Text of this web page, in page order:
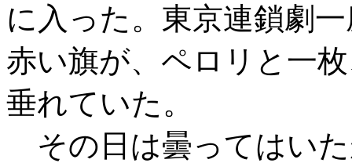
に入った。東京連鎖劇
赤い旗が、ペロリと一
垂れていた。
その日は曇ってはい